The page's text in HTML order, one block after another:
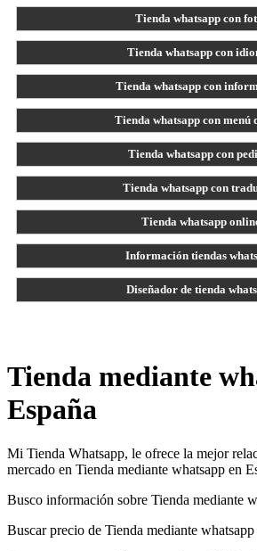
Tienda whatsapp con
Tienda whatsapp con
Tienda whatsapp con
Tienda whatsapp con menú
Tienda whatsapp con
Tienda whatsapp con
Tienda whatsapp
Información tiendas
Diseñador de tienda
Tienda mediante
España
Mi Tienda Whatsapp, le ofrece la mejor
mercado en Tienda mediante whatsapp en
Busco información sobre Tienda mediante
Buscar precio de Tienda mediante whatsapp